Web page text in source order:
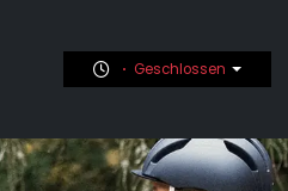
Geschlossen